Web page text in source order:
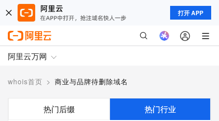
打开 APP
阿里云万网
whois首页 > 商业与品牌待删除域名
热门后缀 热门行业